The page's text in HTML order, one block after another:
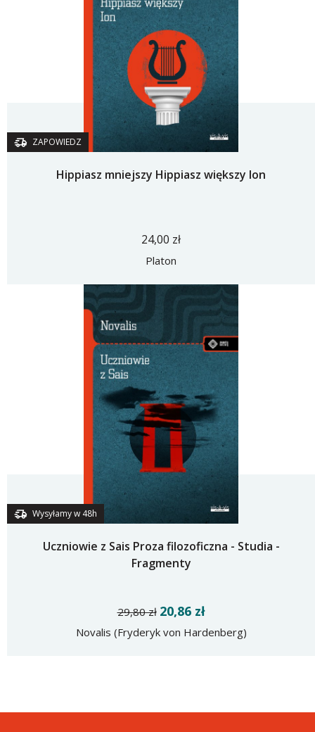
ZAPOWIEDZ
Hippiasz mniejszy Hippiasz większy Ion
24,00 zł
Platon
Wysyłamy w 48h
Uczniowie z Sais Proza filozoficzna - Studia -
Fragmenty
29,80 zł 20,86 zł
Novalis (Fryderyk von Hardenberg)